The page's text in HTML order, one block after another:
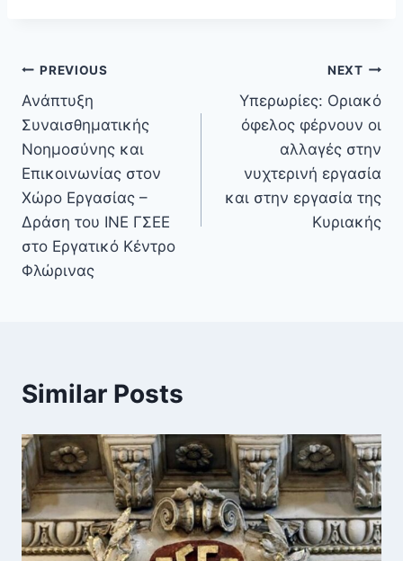
PREVIOUS
Ανάπτυξη
Συναισθηματικής
Νοημοσύνης και
Επικοινωνίας στον
Χώρο Εργασίας –
Δράση του ΙΝΕ ΓΣΕΕ
στο Εργατικό Κέντρο
Φλώρινας
NEXT
Υπερωρίες: Οριακό
όφελος φέρνουν οι
αλλαγές στην
νυχτερινή εργασία
και στην εργασία της
Κυριακής
Similar Posts